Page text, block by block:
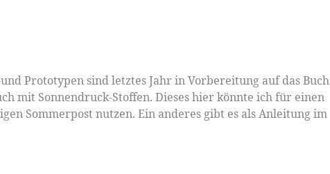
Prototypen sind letztes Jahr in Vorbereitung auf das Buch
mit Sonnendruck-Stoffen. Dieses hier könnte ich für einen
Sommerpost nutzen. Ein anderes gibt es als Anleitung im